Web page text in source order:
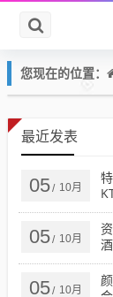
您现在的位置：
最近发表
05/ 10月
05/ 10月
05/ 10月